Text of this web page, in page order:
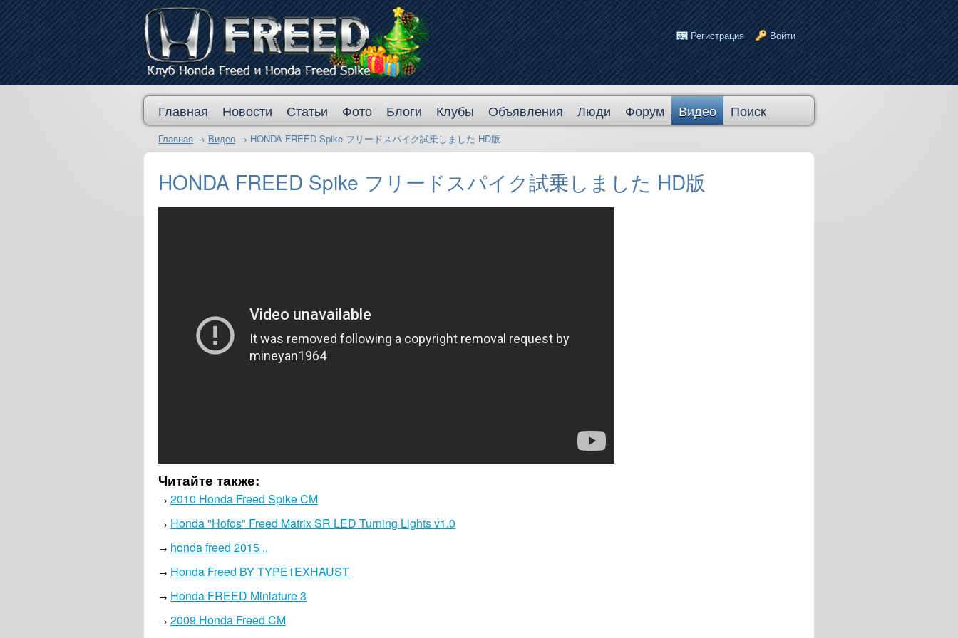
Регистрация Войти
Главная Новости Статьи Фото Блоги Клубы Объявления Люди Форум Видео Поиск
Главная → Видео → HONDA FREED Spike フリードスパイク試乗しました HD版
HONDA FREED Spike フリードスパイク試乗しました HD版
Читайте также:
→ 2010 Honda Freed Spike CM
→ Honda "Hofos" Freed Matrix SR LED Turning Lights v1.0
→ honda freed 2015 ,,
→ Honda Freed BY TYPE1EXHAUST
→ Honda FREED Miniature 3
→ 2009 Honda Freed CM